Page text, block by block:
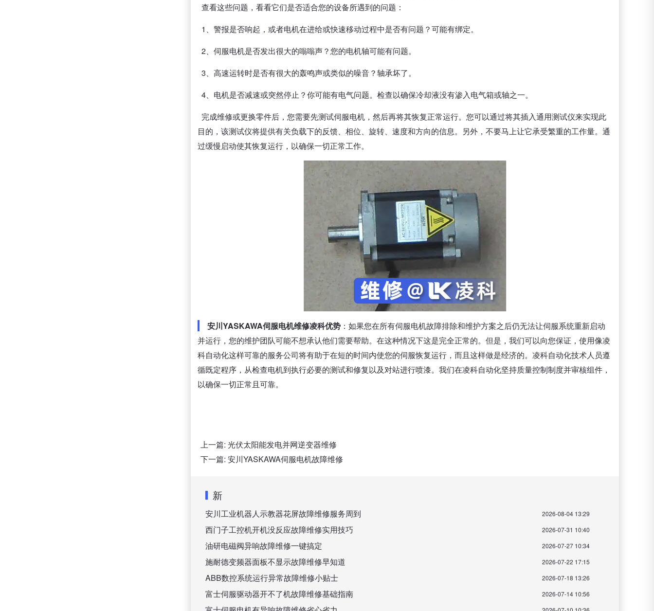
查看这些问题，看看它们是否适合您的设备所遇到的问题：
1、警报是否响起，或者电机在进给或快速移动过程中是否有问题？可能有绑定。
2、伺服电机是否发出很大的嗡嗡声？您的电机轴可能有问题。
3、高速运转时是否有很大的轰鸣声或类似的噪音？轴承坏了。
4、电机是否减速或突然停止？你可能有电气问题。检查以确保冷却液没有渗入电气箱或轴之一。
完成维修或更换零件后，您需要先测试伺服电机，然后再将其恢复正常运行。您可以通过将其插入通用测试仪来实现此
目的，该测试仪将提供有关负载下的反馈、相位、旋转、速度和方向的信息。另外，不要马上让它承受繁重的工作量。通
过缓慢启动使其恢复运行，以确保一切正常工作。
安川YASKAWA伺服电机维修凌科优势 ：如果您在所有伺服电机故障排除和维护方案之后仍无法让伺服系统重新启动
并运行，您的维护团队可能不想承认他们需要帮助。在这种情况下这是完全正常的。但是，我们可以向您保证，使用像凌
科自动化这样可靠的服务公司将有助于在短的时间内使您的伺服恢复运行，而且这样做是经济的。凌科自动化技术人员遵
循既定程序，从检查电机到执行必要的测试和修复以及对站进行喷漆。我们在凌科自动化坚持质量控制制度并审核组件，
以确保一切正常且可靠。
上一篇: 光伏太阳能发电并网逆变器维修
下一篇: 安川YASKAWA伺服电机故障维修
新
安川工业机器人示教器花屏故障维修服务周到 2026-08-04 13:29
西门子工控机开机没反应故障维修实用技巧 2026-07-31 10:40
油研电磁阀异响故障维修一键搞定 2026-07-27 10:34
施耐德变频器面板不显示故障维修早知道 2026-07-22 17:15
ABB数控系统运行异常故障维修小贴士 2026-07-18 13:26
富士伺服驱动器开不了机故障维修基础指南 2026-07-14 10:56